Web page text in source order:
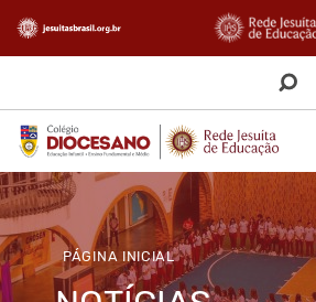
PÁGINA INICIAL